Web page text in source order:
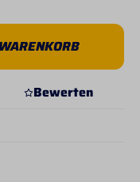
Bewerten